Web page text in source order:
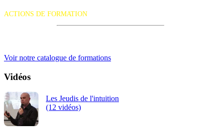
ACTIONS DE FORMATION
Voir notre catalogue de formations
Vidéos
Les Jeudis de l'intuition
(12 vidéos)